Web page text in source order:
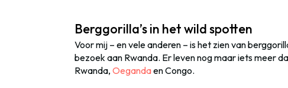
Berggorilla’s in het wild spotten
Voor mij – en vele anderen – is het zien van
bezoek aan Rwanda. Er leven nog maar iets meer
Rwanda, Oegandaen Congo.